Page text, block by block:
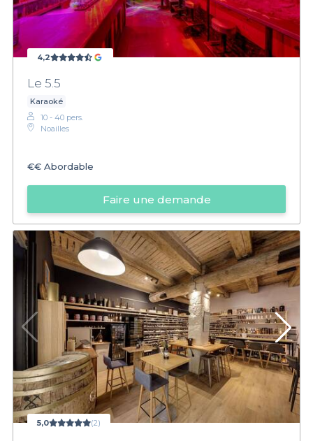
4,2
Le 5.5
Karaoké
10 - 40 pers.
Noailles
€€ Abordable
Faire une demande
5,0 (2)